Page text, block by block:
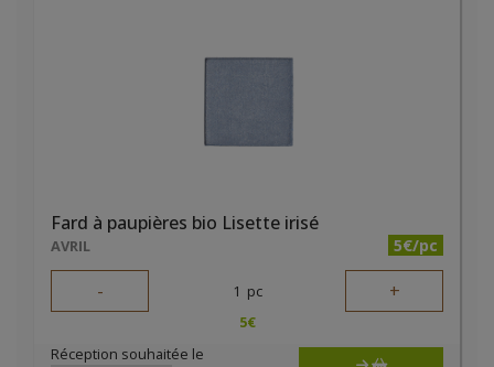
Fard à paupières bio Lisette irisé
AVRIL 5€/pc
- 1 pc +
5€
Réception souhaitée le